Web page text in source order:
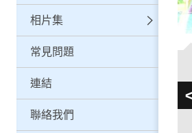
相片集
常見問題
連結
聯絡我們